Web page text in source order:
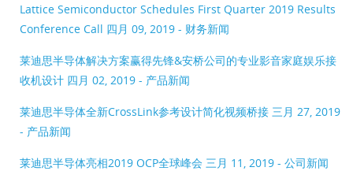
Lattice Semiconductor Schedules First Quarter 2019 Results
Conference Call 四月 09, 2019 - 财务新闻
莱迪思半导体解决方案赢得先锋&安桥公司的专业影音家庭娱乐接
收机设计 四月 02, 2019 - 产品新闻
莱迪思半导体全新CrossLink参考设计简化视频桥接 三月 27, 2019
- 产品新闻
莱迪思半导体亮相2019 OCP全球峰会 三月 11, 2019 - 公司新闻